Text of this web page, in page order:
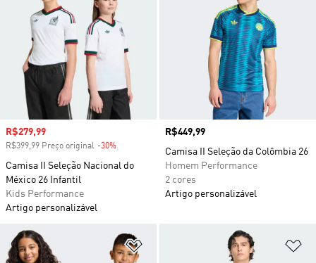
Preço com desconto
R$279,99
R$399,99 Preço original -30%
Camisa II Seleção Nacional do
México 26 Infantil
Kids Performance
Artigo personalizável
Preço
R$449,99
Camisa II Seleção da Colômbia 26
Homem Performance
2 cores
Artigo personalizável
Adicionar à Lista de Desejos